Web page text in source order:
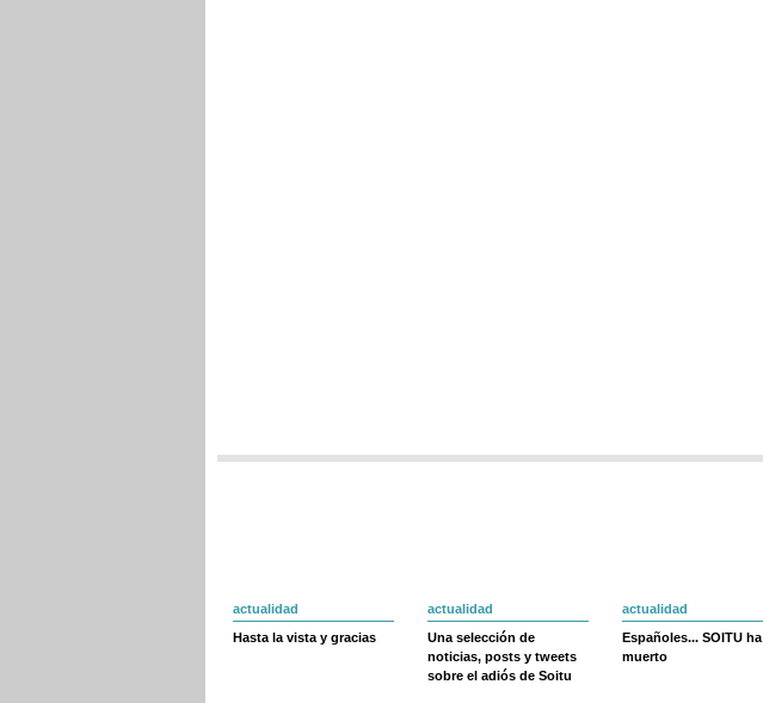
actualidad
Hasta la vista y gracias
actualidad
Una selección de
noticias, posts y tweets
sobre el adiós de Soitu
actualidad
Españoles... SOITU ha
muerto